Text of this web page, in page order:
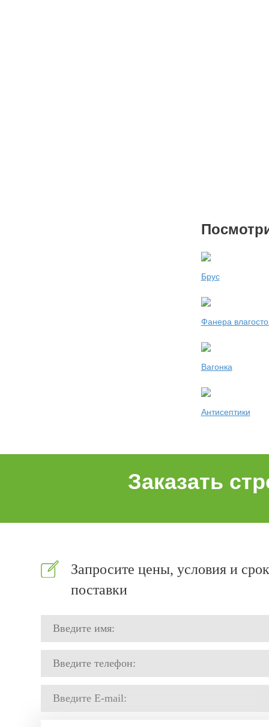
Брус
Фанера
Вагонка
Антисептики
Заказать
Запросите цены, условия и
поставки